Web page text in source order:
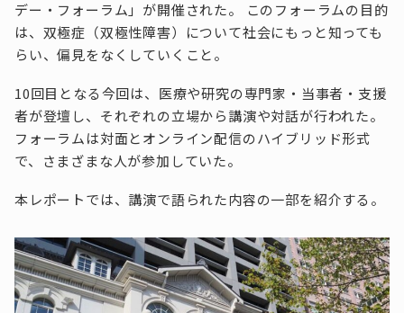
デー・フォーラム」が開催された。 このフォーラムの目的
は、双極症（双極性障害）について社会にもっと知っても
らい、偏見をなくしていくこと。
10回目となる今回は、医療や研究の専門家・当事者・支援
者が登壇し、それぞれの立場から講演や対話が行われた。
フォーラムは対面とオンライン配信のハイブリッド形式
で、さまざまな人が参加していた。
本レポートでは、講演で語られた内容の一部を紹介する。